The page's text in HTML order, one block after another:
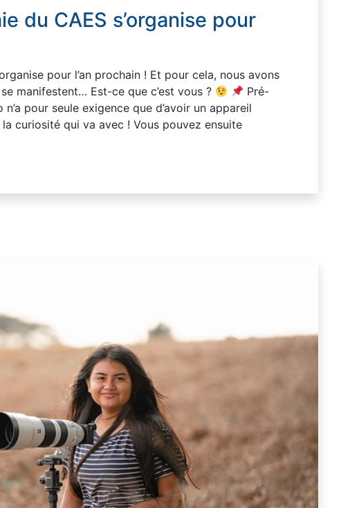
du CAES s’organise pour
pour l’an prochain ! Et pour cela, nous avons
manifestent… Est-ce que c’est vous ?
Pré-
pour seule exigence que d’avoir un appareil
curiosité qui va avec ! Vous pouvez ensuite